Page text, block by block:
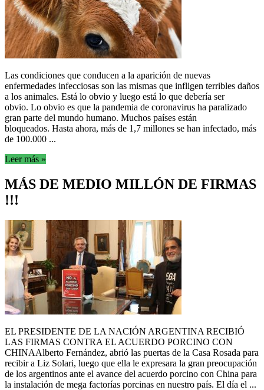
Las condiciones que conducen a la aparición de nuevas
enfermedades infecciosas son las mismas que infligen terribles daños
a los animales. Está lo obvio y luego está lo que debería ser
obvio. Lo obvio es que la pandemia de coronavirus ha paralizado
gran parte del mundo humano. Muchos países están
bloqueados. Hasta ahora, más de 1,7 millones se han infectado, más
de 100.000 ...
Leer más »
MÁS DE MEDIO MILLÓN DE FIRMAS
!!!
EL PRESIDENTE DE LA NACIÓN ARGENTINA RECIBIÓ
LAS FIRMAS CONTRA EL ACUERDO PORCINO CON
CHINAAlberto Fernández, abrió las puertas de la Casa Rosada para
recibir a Liz Solari, luego que ella le expresara la gran preocupación
de los argentinos ante el avance del acuerdo porcino con China para
la instalación de mega factorías porcinas en nuestro país. El día el ...